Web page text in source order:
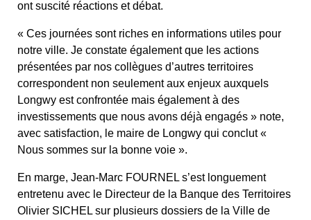
ont suscité réactions et débat.
« Ces journées sont riches en informations utiles pour
notre ville. Je constate également que les actions
présentées par nos collègues d’autres territoires
correspondent non seulement aux enjeux auxquels
Longwy est confrontée mais également à des
investissements que nous avons déjà engagés » note,
avec satisfaction, le maire de Longwy qui conclut «
Nous sommes sur la bonne voie ».
En marge, Jean-Marc FOURNEL s’est longuement
entretenu avec le Directeur de la Banque des Territoires
Olivier SICHEL sur plusieurs dossiers de la Ville de